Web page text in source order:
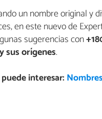
un nombre original y
en este nuevo de
sugerencias con
sus orígenes.
interesar: